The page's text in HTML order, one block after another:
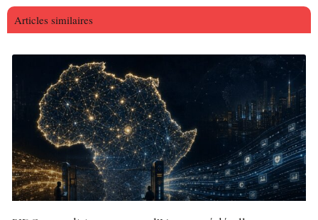
Articles similaires